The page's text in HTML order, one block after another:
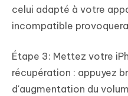
celui adapté à votre
incompatible
Étape 3: Mettez votre
récupération : appuyez
d'augmentation du